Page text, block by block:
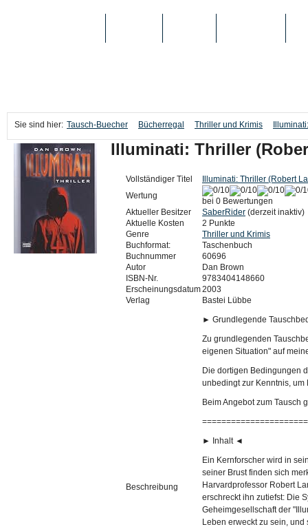
Sie sind hier: Tausch-Buecher Bücherregal Thriller und Krimis
Illuminati: Thriller
Vollständiger Titel
Illuminati: Thriller (Robert
Wertung
bei 0 Bewertungen
Aktueller Besitzer
SaberRider (derzeit inaktiv)
Aktuelle Kosten
2 Punkte
Genre
Thriller und Krimis
Buchformat:
Taschenbuch
Buchnummer
60696
Autor
Dan Brown
ISBN-Nr.
9783404148660
Erscheinungsdatum2003
Verlag
Bastei Lübbe
Beschreibung
► Grundlegende
Zu grundlegenden
eigenen Situation" auf
Die dortigen Bedingungen
unbedingt zur Kenntnis,
Beim Angebot zum Tausch
► Inhalt ◄
Ein Kernforscher wird in
seiner Brust finden sich
Harvardprofessor Robert
erschreckt ihn zutiefst: Die
Geheimgesellschaft der
Leben erweckt zu sein,